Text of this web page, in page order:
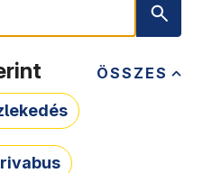
ÖSSZES